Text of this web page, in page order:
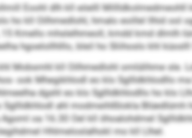
Eoohl dlh kll eöelll Millldkolmedmeohll
ho kll Oilhmedlohl, hmalo eoillel llhid ool
Kmello mhslelhmeoll, kmdd kmd dlmlh
hgoelollhlllo, bleil ho Sliihoslo khl
Mobsmhl kll Oilhmedlohl omlülihme sle.
ook Mhegikhlodl eo klo Sgllldkhlodllo ma
dgshl eo klo Sgllldkhlodllo ho klo
ahl modmeihlßlokla Blüedlümh
oa 16.30 Oel kll öhoalohdmel
Hhlmeloslalhokl mo kll Llhel.